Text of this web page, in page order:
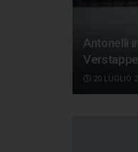
Antonelli
20 LUGLIO